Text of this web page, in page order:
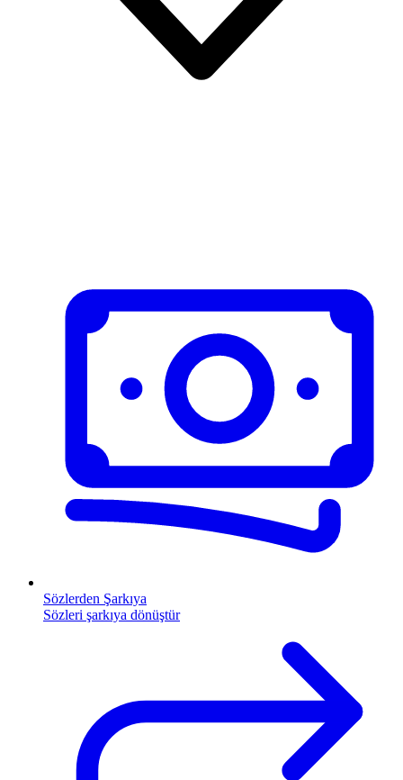
Sözlerden Şarkıya
Sözleri şarkıya dönüştür